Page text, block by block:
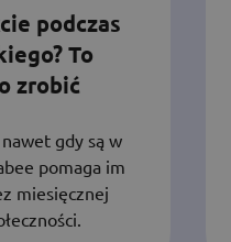
podczas
To
zrobić
gdy są w
pomaga im
miesięcznej